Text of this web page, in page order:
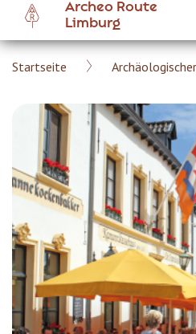
main
content
Archeo Route
Limburg
Breadcrumb
Startseite